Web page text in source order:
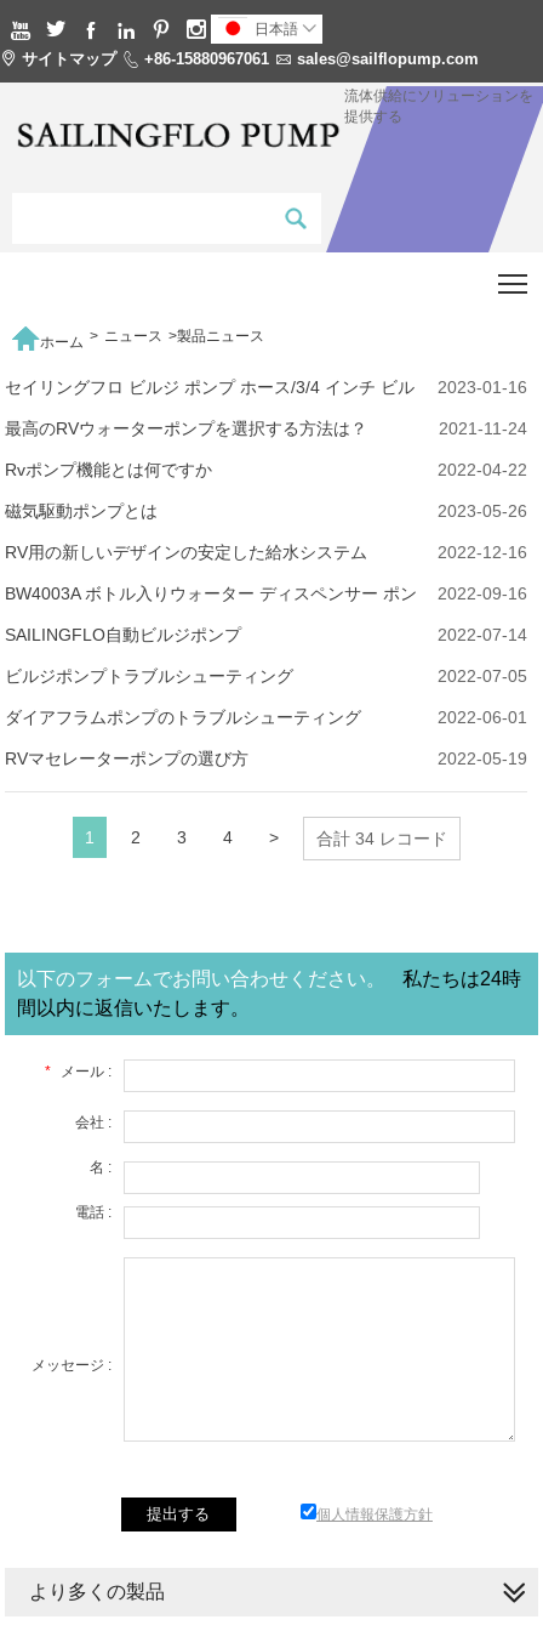
      日本語 
 サイトマップ  +86-15880967061  sales@sailflopump.com
流体供給にソリューションを
提供する
ホーム > ニュース >製品ニュース
セイリングフロ ビルジ ポンプ ホース/3/4 インチ ビル
ジ ポンプ ホース キット/5 フィート プラスチック ビル
ジ ポンプ ホース 中国製
2023-01-16
最高のRVウォーターポンプを選択する方法は？ 2021-11-24
Rvポンプ機能とは何ですか 2022-04-22
磁気駆動ポンプとは 2023-05-26
RV用の新しいデザインの安定した給水システム 2022-12-16
BW4003A ボトル入りウォーター ディスペンサー ポン
プに関する FAQ
2022-09-16
SAILINGFLO自動ビルジポンプ 2022-07-14
ビルジポンプトラブルシューティング 2022-07-05
ダイアフラムポンプのトラブルシューティング 2022-06-01
RVマセレーターポンプの選び方 2022-05-19
1 2 3 4 > 合計 34 レコード
以下のフォームでお問い合わせください。
私たちは24時
間以内に返信いたします。
* メール :
会社 :
名 :
電話 :
メッセージ :
個人情報保護方針
より多くの製品